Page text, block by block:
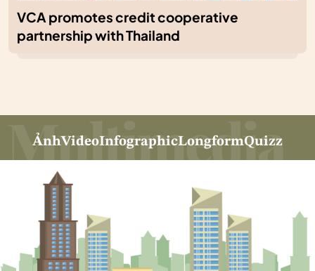
VCA promotes credit cooperative
partnership with Thailand
ẢnhVideoInfographicLongformQuizz